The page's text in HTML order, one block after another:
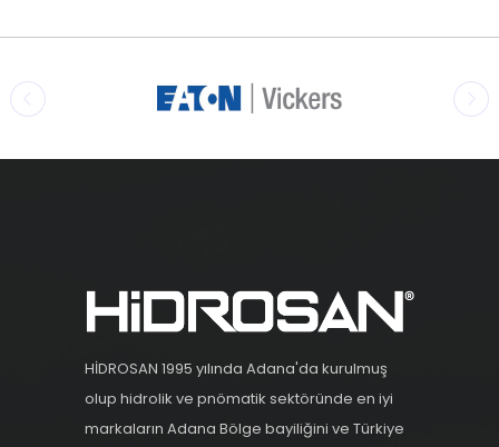
HİDROSAN 1995 yılında Adana'da kurulmuş
olup hidrolik ve pnömatik sektöründe en iyi
markaların Adana Bölge bayiliğini ve Türkiye